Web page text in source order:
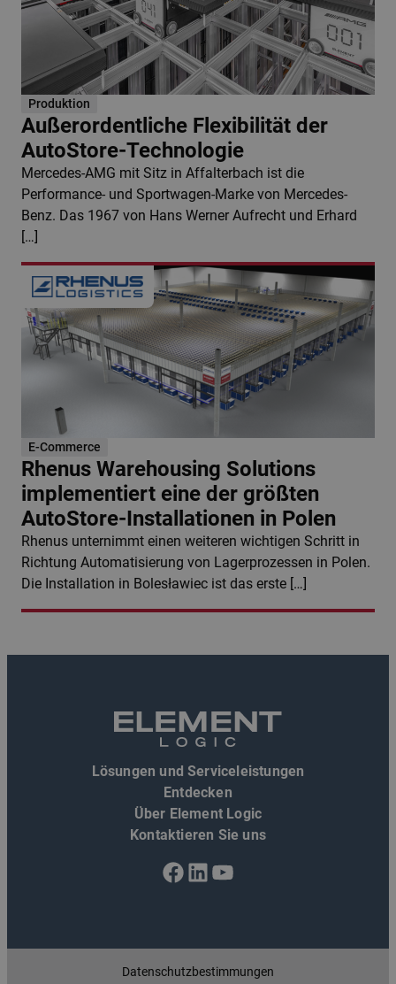
Produktion
Außerordentliche Flexibilität der
AutoStore-Technologie
Mercedes-AMG mit Sitz in Affalterbach ist die
Performance- und Sportwagen-Marke von Mercedes-
Benz. Das 1967 von Hans Werner Aufrecht und Erhard
[…]
E-Commerce
Rhenus Warehousing Solutions
implementiert eine der größten
AutoStore-Installationen in Polen
Rhenus unternimmt einen weiteren wichtigen Schritt in
Richtung Automatisierung von Lagerprozessen in Polen.
Die Installation in Bolesławiec ist das erste […]
Lösungen und Serviceleistungen
Entdecken
Über Element Logic
Kontaktieren Sie uns
Facebook
LinkedIn
YouTube
Datenschutzbestimmungen